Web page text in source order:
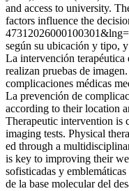
and access to university.
factors influence the
según su ubicación y tipo,
La intervención terapéutica
realizan pruebas de
complicaciones médicas
La prevención de
according to their location
Therapeutic intervention is
imaging tests. Physical
ed through a
is key to improving their
sofisticadas y
de la base molecular del